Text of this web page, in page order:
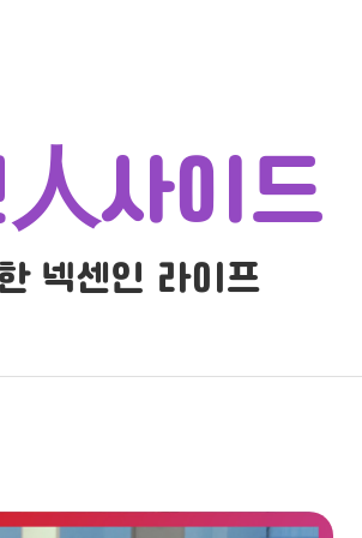
人사이드
넥센인 라이프